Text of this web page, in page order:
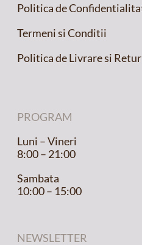
Politica de
Termeni si Conditii
Politica de Livrare si Retur
PROGRAM
Luni – Vineri
8:00 – 21:00
Sambata
10:00 – 15:00
NEWSLETTER